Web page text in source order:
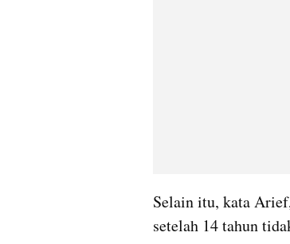
Selain itu, kata
setelah 14 tahun